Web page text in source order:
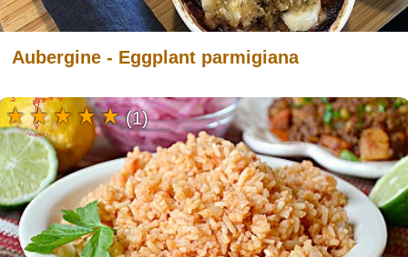
Aubergine - Eggplant parmigiana
(1)